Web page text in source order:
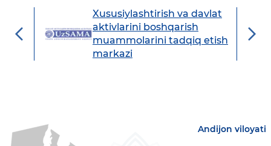
Xususiylashtirish va davlat
aktivlarini boshqarish
muammolarini tadqiq etish
markazi
Andijon viloyati